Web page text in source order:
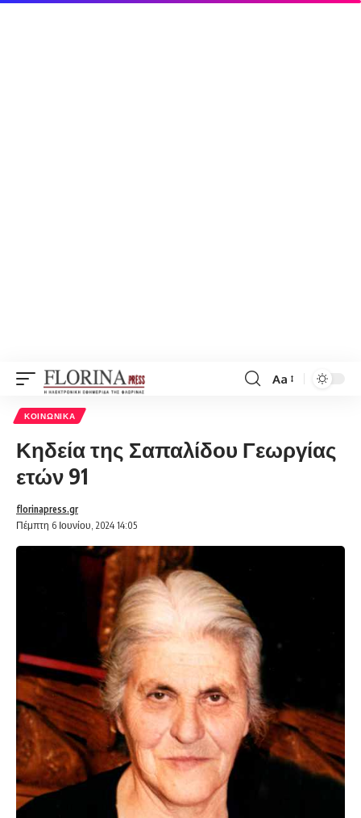
Font
Aa
ΚΟΙΝΩΝΙΚΆ
Κηδεία της Σαπαλίδου Γεωργίας
ετών 91
Πέμπτη 6 Ιουνίου, 2024 14:05
florinapress.gr